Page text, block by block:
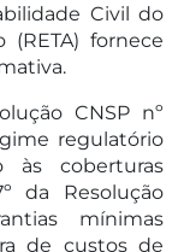
Civil do
(RETA) fornece
CNSP nº
regulatório
às coberturas
da Resolução
mínimas
de custos de